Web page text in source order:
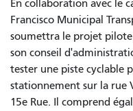
En collaboration avec le
Francisco Municipal
soumettra le projet pilote
son conseil
tester une piste cyclable
stationnement sur la rue
15e Rue. Il comprend